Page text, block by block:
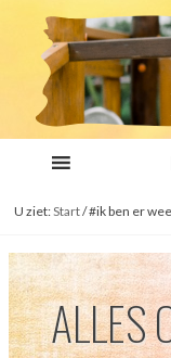
inhoud
U ziet:Start/#ik ben er
ALLES